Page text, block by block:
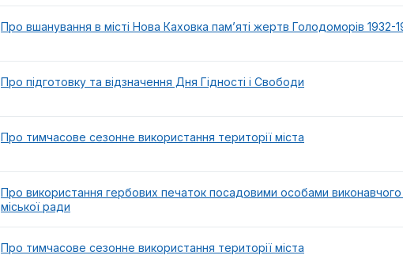
Про вшанування в місті Нова Каховка пам’яті жертв Голодоморів 1932-
Про підготовку та відзначення Дня Гідності і Свободи
Про тимчасове сезонне використання території міста
Про використання гербових печаток посадовими особами виконавчого
міської ради
Про тимчасове сезонне використання території міста